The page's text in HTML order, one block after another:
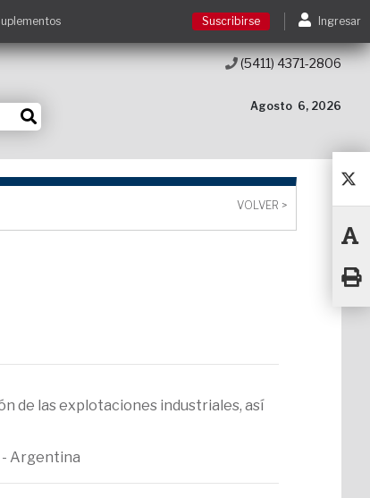
Suscribirse
Acceso a cursos
Suscribirse Ingresar
Agosto 6, 2026
(5411) 4371-2806
VOLVER >
de las explotaciones industriales, así
- Argentina